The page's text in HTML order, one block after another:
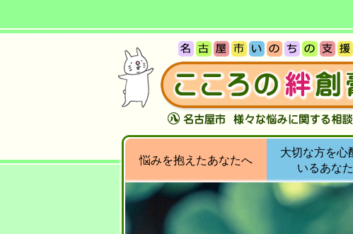
悩みを抱えたあなたへ
大切な方を心
いるあな